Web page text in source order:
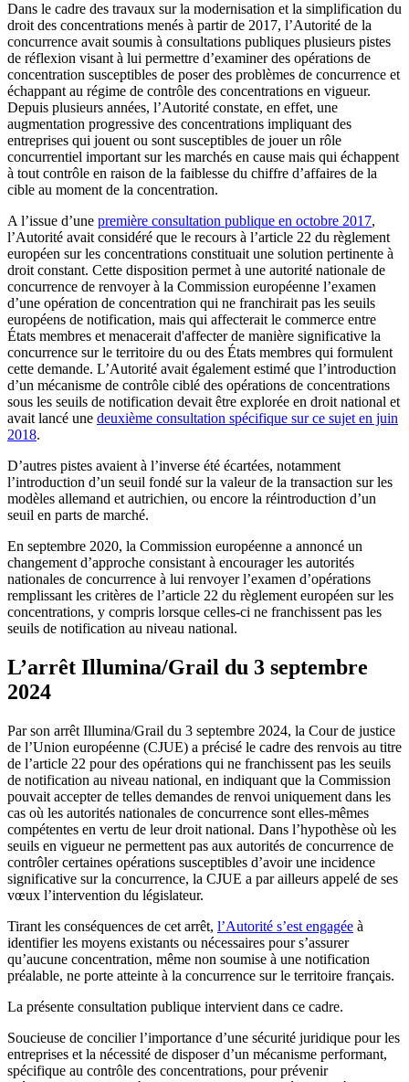
Dans le cadre des travaux sur la modernisation et la simplification du
droit des concentrations menés à partir de 2017, l’Autorité de la
concurrence avait soumis à consultations publiques plusieurs pistes
de réflexion visant à lui permettre d’examiner des opérations de
concentration susceptibles de poser des problèmes de concurrence et
échappant au régime de contrôle des concentrations en vigueur.
Depuis plusieurs années, l’Autorité constate, en effet, une
augmentation progressive des concentrations impliquant des
entreprises qui jouent ou sont susceptibles de jouer un rôle
concurrentiel important sur les marchés en cause mais qui échappent
à tout contrôle en raison de la faiblesse du chiffre d’affaires de la
cible au moment de la concentration.
A l’issue d’une première consultation publique en octobre 2017,
l’Autorité avait considéré que le recours à l’article 22 du règlement
européen sur les concentrations constituait une solution pertinente à
droit constant. Cette disposition permet à une autorité nationale de
concurrence de renvoyer à la Commission européenne l’examen
d’une opération de concentration qui ne franchirait pas les seuils
européens de notification, mais qui affecterait le commerce entre
États membres et menacerait d'affecter de manière significative la
concurrence sur le territoire du ou des États membres qui formulent
cette demande. L’Autorité avait également estimé que l’introduction
d’un mécanisme de contrôle ciblé des opérations de concentrations
sous les seuils de notification devait être explorée en droit national et
avait lancé une deuxième consultation spécifique sur ce sujet en juin
2018.
D’autres pistes avaient à l’inverse été écartées, notamment
l’introduction d’un seuil fondé sur la valeur de la transaction sur les
modèles allemand et autrichien, ou encore la réintroduction d’un
seuil en parts de marché.
En septembre 2020, la Commission européenne a annoncé un
changement d’approche consistant à encourager les autorités
nationales de concurrence à lui renvoyer l’examen d’opérations
remplissant les critères de l’article 22 du règlement européen sur les
concentrations, y compris lorsque celles-ci ne franchissent pas les
seuils de notification au niveau national.
L’arrêt Illumina/Grail du 3 septembre
2024
Par son arrêt Illumina/Grail du 3 septembre 2024, la Cour de justice
de l’Union européenne (CJUE) a précisé le cadre des renvois au titre
de l’article 22 pour des opérations qui ne franchissent pas les seuils
de notification au niveau national, en indiquant que la Commission
pouvait accepter de telles demandes de renvoi uniquement dans les
cas où les autorités nationales de concurrence sont elles-mêmes
compétentes en vertu de leur droit national. Dans l’hypothèse où les
seuils en vigueur ne permettent pas aux autorités de concurrence de
contrôler certaines opérations susceptibles d’avoir une incidence
significative sur la concurrence, la CJUE a par ailleurs appelé de ses
vœux l’intervention du législateur.
Tirant les conséquences de cet arrêt, l’Autorité s’est engagée à
identifier les moyens existants ou nécessaires pour s’assurer
qu’aucune concentration, même non soumise à une notification
préalable, ne porte atteinte à la concurrence sur le territoire français.
La présente consultation publique intervient dans ce cadre.
Soucieuse de concilier l’importance d’une sécurité juridique pour les
entreprises et la nécessité de disposer d’un mécanisme performant,
spécifique au contrôle des concentrations, pour prévenir